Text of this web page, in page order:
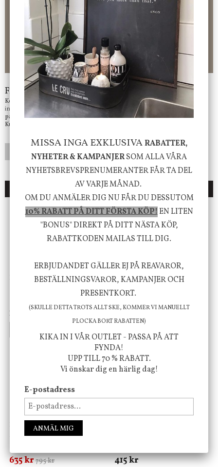
Faktura 0 kr. Hos oss betalar du enkelt och smidigt med KLARNA
CHECKOUT. Välj själv hur du vill betala mellan alla Klarnas
betalningstjänster. Och du kan även välja PAYSON betalningstjänst.
Nöjda kunder och strävar efter att ha snabba leveranser!
-ligt Tack för att just Du tittar in hos Jb Home!
Frågor?
Kontakta oss på
info@jbhome.seVi svarar
på mail så fort vi kan.
Kundtjänst telefontid öppet vardagar mellan 10.00 - 15.00
LÄGG I ÖNSKELISTA
DU KANSKE OCKSÅ ÄR INTRESSERAD AV
ENDAST 1 ST KVAR I LAGER
Cloudy kruka mini, vit
199 kr
Star Trading
Bordslampa Mushroom
vit, Utomhus
499 kr
KÖP
House Doctor
Skål, Hands marmor
635 kr795 kr 415 kr
MISSA INGA EXKLUSIVARABATTER,
NYHETER & KAMPANJERSOM ALLA VÅRA
NYHETSBREVSPRENUMERANTER FÅR TA DEL
AV VARJE MÅNAD.
OM DU ANMÄLER DIG NU FÅR DU DESSUTOM
10% RABATT PÅ DITT FÖRSTA KÖP!EN LITEN
"BONUS" DIREKT PÅ DITT NÄSTA KÖP,
RABATTKODEN MAILAS TILL DIG.
ERBJUDANDET GÄLLER EJ PÅ REAVAROR,
BESTÄLLNINGSVAROR, KAMPANJER OCH
PRESENTKORT.
(SKULLE DETTA TROTS ALLT SKE, KOMMER VI MANUELLT
PLOCKA BORT RABATTEN)
KIKA IN I VÅR OUTLET - PASSA PÅ ATT
FYNDA!
UPP TILL 70 % RABATT.
Vi önskar dig en härlig dag!
E-postadress
ANMÄL MIG